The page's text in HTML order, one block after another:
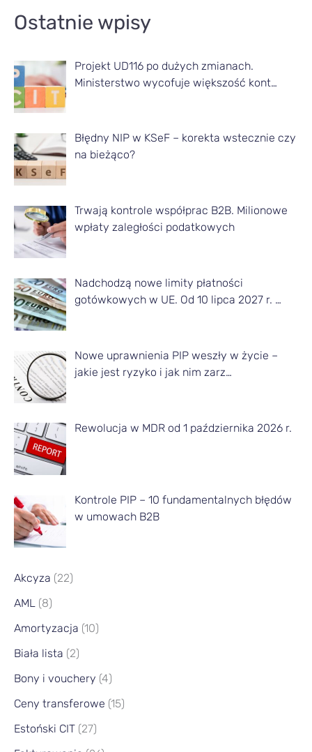
Ostatnie wpisy
Projekt UD116 po dużych zmianach.
Ministerstwo wycofuje większość kont…
Błędny NIP w KSeF – korekta wstecznie czy
na bieżąco?
Trwają kontrole współprac B2B. Milionowe
wpłaty zaległości podatkowych
Nadchodzą nowe limity płatności
gotówkowych w UE. Od 10 lipca 2027 r. …
Nowe uprawnienia PIP weszły w życie –
jakie jest ryzyko i jak nim zarz…
Rewolucja w MDR od 1 października 2026 r.
Kontrole PIP – 10 fundamentalnych błędów
w umowach B2B
Akcyza (22)
AML (8)
Amortyzacja (10)
Biała lista (2)
Bony i vouchery (4)
Ceny transferowe (15)
Estoński CIT (27)
r
y
k
u
ł
y
z
d
a
n
g
o
i
e
i
ą
c
a